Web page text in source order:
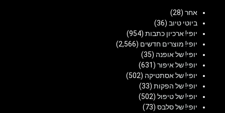
אחר (28)
ביוטי טיוב (36)
יופי! ארכיון כתבות (954)
יופי! מוצרים חדשים (2,566)
יופי! של אופנה (35)
יופי! של איפור (631)
יופי! של אסתטיקה (502)
יופי! של הפקות (33)
יופי! של טיפול (502)
יופי! של סלבס (73)